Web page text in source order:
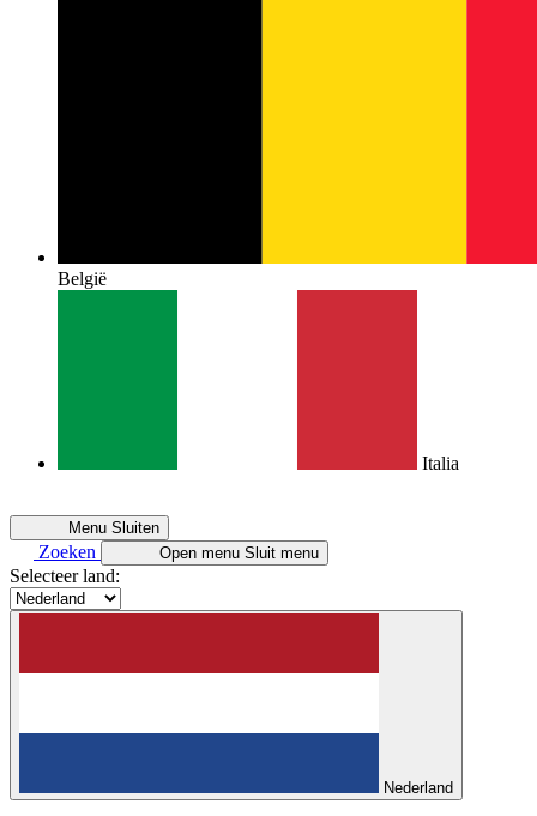
België
Italia
Menu Sluiten
Zoeken Open menu Sluit menu
Selecteer land:
Nederland